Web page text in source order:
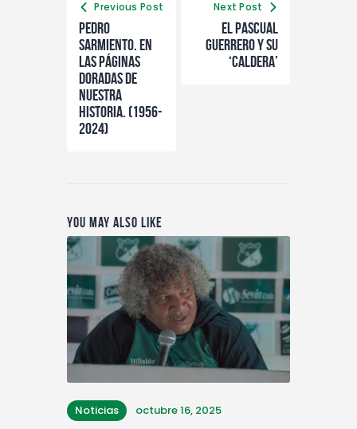
Previous Post
PEDRO
SARMIENTO. EN
LAS PÁGINAS
DORADAS DE
NUESTRA
HISTORIA. (1956-
2024)
Next Post
EL PASCUAL
GUERRERO Y SU
‘CALDERA’
You May Also Like
Noticias octubre 16, 2025